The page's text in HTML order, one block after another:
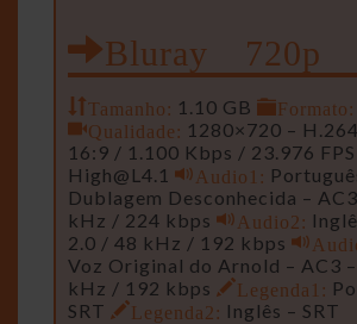
Bluray 720p
Tamanho: 1.10 GB Formato:
Qualidade: 1280×720 –
16:9 / 1.100 Kbps / 23.976
High@L4.1
Audio1:
Dublagem Desconhecida –
kHz / 224 kbps
Audio2:
2.0 / 48 kHz / 192 kbps
Voz Original do Arnold – AC3
kHz / 192 kbps
Legenda1:
SRT
Legenda2: Inglês – SRT